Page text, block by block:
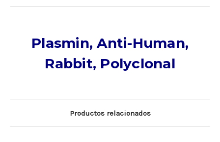
Plasmin, Anti-Human,
Rabbit, Polyclonal
Productos relacionados